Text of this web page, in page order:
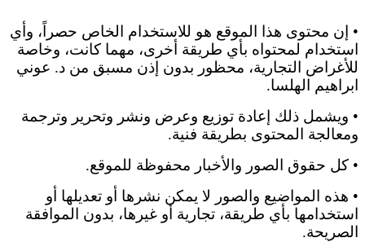
• إن محتوى هذا الموقع هو للاستخدام الخاص حصراً، وأي
استخدام لمحتواه بأي طريقة أخرى، مهما كانت، وخاصة
للأغراض التجارية، محظور بدون إذن مسبق من د. عوني
ابراهيم الهلسا.
• ويشمل ذلك إعادة توزيع وعرض ونشر وتحرير وترجمة
ومعالجة المحتوى بطريقة فنية.
• كل حقوق الصور والأخبار محفوظة للموقع.
• هذه المواضيع والصور لا يمكن نشرها أو تعديلها أو
استخدامها بأي طريقة، تجارية أو غيرها، بدون الموافقة
الصريحة.